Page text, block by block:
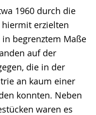
1960 durch die
erzielten
begrenztem Maße
auf der
die in der
an kaum einer
konnten. Neben
waren es